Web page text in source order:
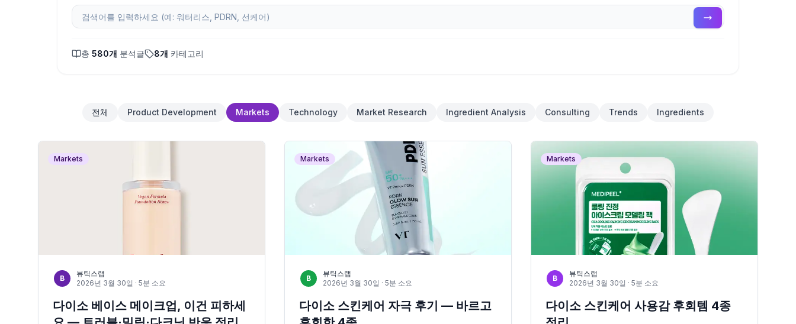
총 580개 분석글 8개 카테고리
전체 Product Development Markets Technology Market Research Ingredient Analysis Consulting Trends Ingredients
Markets
B
뷰틱스랩
2026년 3월 30일 · 5분 소요
다이소 베이스 메이크업, 이건 피하세
Markets
B
뷰틱스랩
2026년 3월 30일 · 5분 소요
다이소 스킨케어 자극 후기 — 바르고
Markets
B
뷰틱스랩
2026년 3월 30일 · 5분 소요
다이소 스킨케어 사용감 후회템 4종